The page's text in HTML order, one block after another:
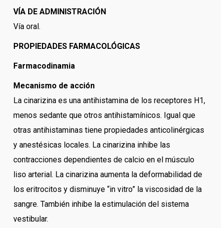
VÍA DE ADMINISTRACIÓN
Vía oral.
PROPIEDADES FARMACOLÓGICAS
Farmacodinamia
Mecanismo de acción
La cinarizina es una antihistamina de los receptores H1,
menos sedante que otros antihistamínicos. Igual que
otras antihistaminas tiene propiedades anticolinérgicas
y anestésicas locales. La cinarizina inhibe las
contracciones dependientes de calcio en el músculo
liso arterial. La cinarizina aumenta la deformabilidad de
los eritrocitos y disminuye “in vitro” la viscosidad de la
sangre. También inhibe la estimulación del sistema
vestibular.